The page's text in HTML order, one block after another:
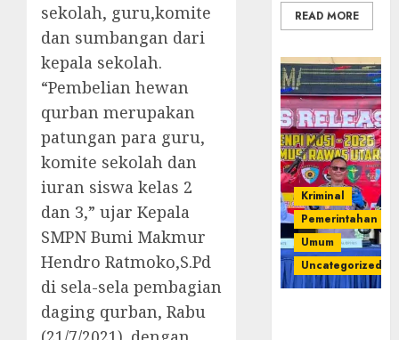
sekolah, guru,komite
dan sumbangan dari
kepala sekolah.
“Pembelian hewan
qurban merupakan
patungan para guru,
komite sekolah dan
iuran siswa kelas 2
dan 3,” ujar Kepala
SMPN Bumi Makmur
Hendro Ratmoko,S.Pd
di sela-sela pembagian
daging qurban, Rabu
READ MORE
Kriminal
Pemerintahan
Umum
Uncategorized